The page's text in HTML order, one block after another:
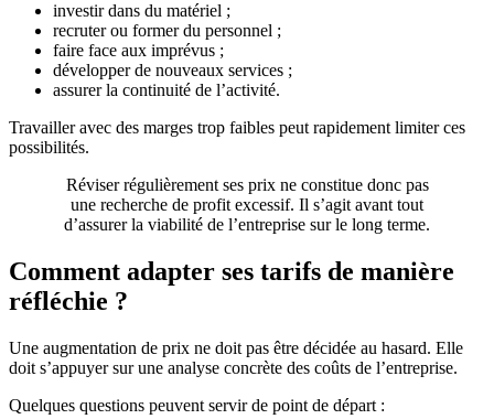
investir dans du matériel ;
recruter ou former du personnel ;
faire face aux imprévus ;
développer de nouveaux services ;
assurer la continuité de l’activité.
Travailler avec des marges trop faibles peut rapidement limiter ces
possibilités.
Réviser régulièrement ses prix ne constitue donc pas
une recherche de profit excessif. Il s’agit avant tout
d’assurer la viabilité de l’entreprise sur le long terme.
Comment adapter ses tarifs de manière
réfléchie ?
Une augmentation de prix ne doit pas être décidée au hasard. Elle
doit s’appuyer sur une analyse concrète des coûts de l’entreprise.
Quelques questions peuvent servir de point de départ :